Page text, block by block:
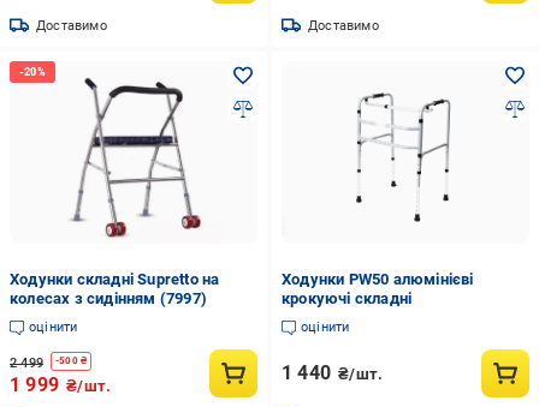
Доставимо Доставимо
Ходунки складні Supretto на
колесах з сидінням (7997)
оцінити
2 499 -500₴
1 999 ₴/шт.
Ходунки PW50 алюмінієві
крокуючі складні
оцінити
1 440 ₴/шт.